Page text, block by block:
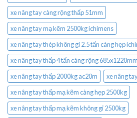
xe nâng tay càng rộng thấp 51mm
xe nâng tay mạ kẽm 2500kg ichimens
xe nâng tay thép không gỉ 2.5 tấn càng hẹp
xe nâng tay thấp 4 tấn càng rộng 685x1220mm
xe nâng tay thấp 2000kg ac20m
xe nâng
xe nâng tay thấp mạ kẽm càng hẹp 2500kg
xe nâng tay thấp mạ kẽm không gỉ 2500kg